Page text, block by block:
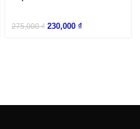
275,000₫ 230,000 ₫